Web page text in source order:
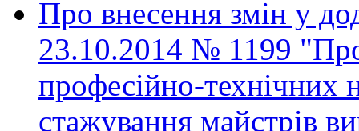
Про внесення змін у
23.10.2014 № 1199 "Про
професійно-технічних
стажування майстрів